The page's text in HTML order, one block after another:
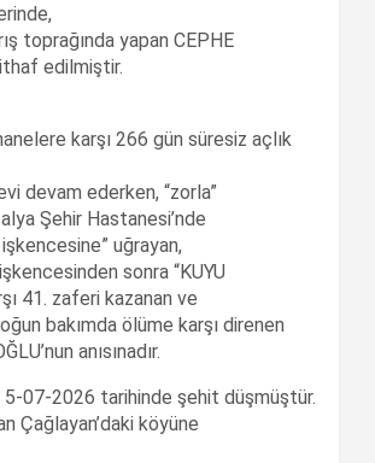
toprağında yapan CEPHE
edilmiştir.
karşı 266 gün süresiz açlık
devam ederken, “zorla”
Şehir Hastanesi’nde
uğrayan,
sonra “KUYU
41. zaferi kazanan ve
bakımda ölüme karşı direnen
anısınadır.
5-07-2026 tarihinde şehit düşmüştür.
Çağlayan’daki köyüne